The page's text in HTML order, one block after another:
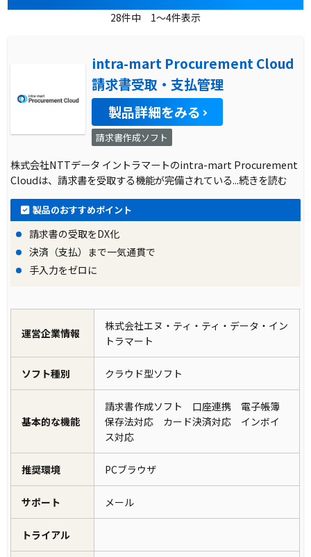
28件中 1～4件表示
intra-mart Procurement Cloud
請求書受取・支払管理
製品詳細をみる
請求書作成ソフト
株式会社NTTデータ イントラマートのintra-mart Procurement
Cloudは、請求書を受取する機能が完備されている...続きを読む
製品のおすすめポイント
請求書の受取をDX化
決済（支払）まで一気通貫で
手入力をゼロに
運営企業情報
株式会社エヌ・ティ・ティ・データ・イン
トラマート
ソフト種別 クラウド型ソフト
基本的な機能
請求書作成ソフト 口座連携 電子帳簿
保存法対応 カード決済対応 インボイ
ス対応
推奨環境 PCブラウザ
サポート メール
トライアル